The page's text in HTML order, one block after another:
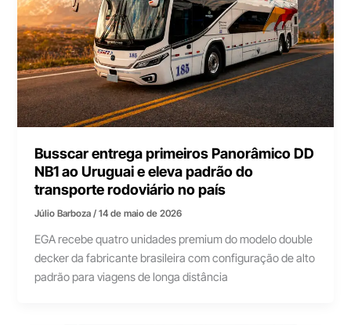
Busscar entrega primeiros Panorâmico DD
NB1 ao Uruguai e eleva padrão do
transporte rodoviário no país
Júlio Barboza/14 de maio de 2026
EGA recebe quatro unidades premium do modelo double
decker da fabricante brasileira com configuração de alto
padrão para viagens de longa distância